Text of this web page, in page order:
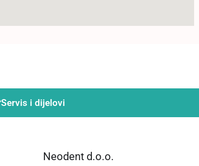
Servis i dijelovi
Neodent d.o.o.